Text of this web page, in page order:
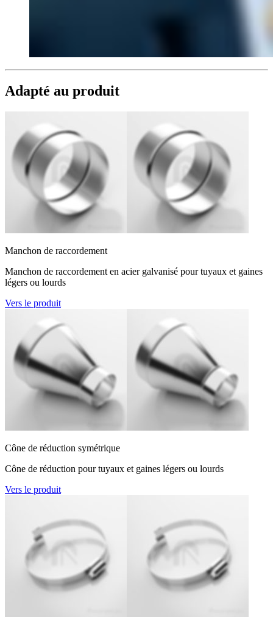
Adapté au produit
Manchon de raccordement
Manchon de raccordement en acier galvanisé pour tuyaux et gaines
légers ou lourds
Vers le produit
Cône de réduction symétrique
Cône de réduction pour tuyaux et gaines légers ou lourds
Vers le produit